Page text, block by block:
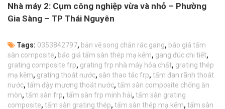
Nhà máy 2: Cụm công nghiệp vừa và nhỏ – Phường
Gia Sàng – TP Thái Nguyên
Tags: 0353842797, bản vẽ song chắn rác gang, báo giá tấm
sàn composite, báo giá tấm sàn thép mạ kẽm, gang đúc chi tiết,
grating composite frp, grating frp nhà máy hóa chất, grating thép
mạ kẽm, grating thoát nước, sàn thao tác frp, tấm đan rãnh thoát
nước, tấm đậy mương thoát nước, tấm sàn composite chống ăn
mòn, tấm sàn frp, tấm sàn frp minh hải, tấm sàn grating
composite, tấm sàn grating thép, tấm sàn thép mạ kẽm, tấm sàn